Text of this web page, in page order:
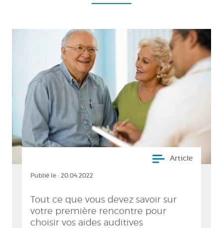
Article
Publié le : 20.04.2022
Tout ce que vous devez savoir sur
votre première rencontre pour
choisir vos aides auditives